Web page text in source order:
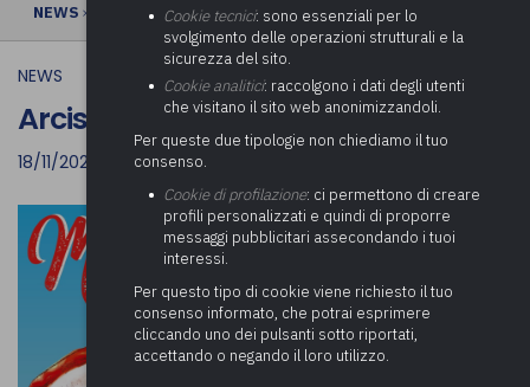
NEWS › Arcisate | Magia di Natale 2022
NEWS
Arcisate | Magia di Natale 2022
18/11/2022
Cookie tecnici: sono essenziali per lo
svolgimento delle operazioni strutturali e la
sicurezza del sito.
Cookie analitici: raccolgono i dati degli utenti
che visitano il sito web anonimizzandoli.
Per queste due tipologie non chiediamo il tuo
consenso.
Cookie di profilazione: ci permettono di creare
profili personalizzati e quindi di proporre
messaggi pubblicitari assecondando i tuoi
interessi.
Per questo tipo di cookie viene richiesto il tuo
consenso informato, che potrai esprimere
cliccando uno dei pulsanti sotto riportati,
accettando o negando il loro utilizzo.